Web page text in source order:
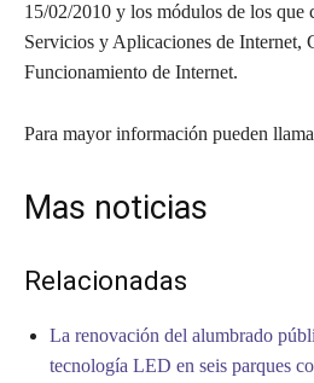
15/02/2010 y los módulos de los que
Servicios y Aplicaciones de Internet,
Funcionamiento de Internet.
Para mayor información pueden
Mas noticias
Relacionadas
La renovación del alumbrado
tecnología LED en seis parques